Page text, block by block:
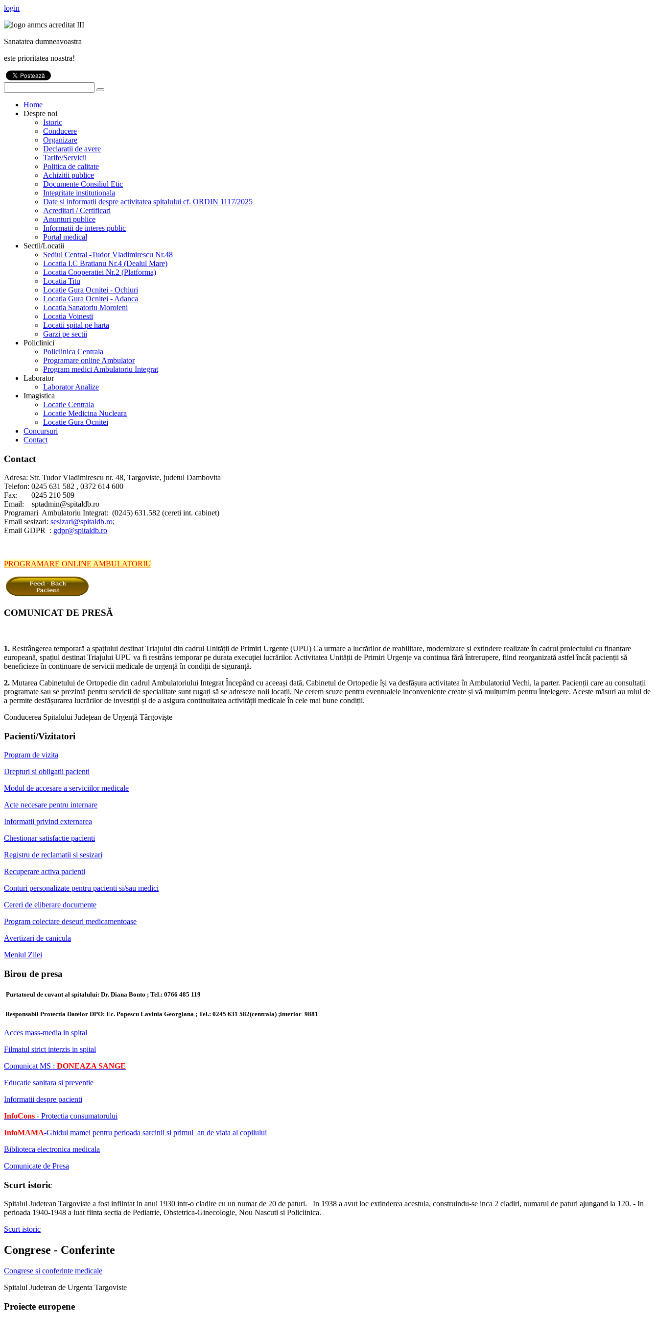
login
Sanatatea dumneavoastra
este prioritatea noastra!
Home
Despre noi
Istoric
Conducere
Organizare
Declaratii de avere
Tarife/Servicii
Politica de calitate
Achizitii publice
Documente Consiliul Etic
Integritate institutionala
Date si informatii despre activitatea spitalului cf. ORDIN 1117/2025
Acreditari / Certificari
Anunturi publice
Informatii de interes public
Portal medical
Sectii/Locatii
Sediul Central -Tudor Vladimirescu Nr.48
Locatia I.C Bratianu Nr.4 (Dealul Mare)
Locatia Cooperatiei Nr.2 (Platforma)
Locatia Titu
Locatie Gura Ocnitei - Ochiuri
Locatia Gura Ocnitei - Adanca
Locatia Sanatoriu Moroieni
Locatia Voinesti
Locatii spital pe harta
Garzi pe sectii
Policlinici
Policlinica Centrala
Programare online Ambulator
Program medici Ambulatoriu Integrat
Laborator
Laborator Analize
Imagistica
Locatie Centrala
Locatie Medicina Nucleara
Locatie Gura Ocnitei
Concursuri
Contact
Contact
Adresa: Str. Tudor Vladimirescu nr. 48, Targoviste, judetul Dambovita
Telefon: 0245 631 582 , 0372 614 600
Fax: 0245 210 509
Email: sptadmin@spitaldb.ro
Programari Ambulatoriu Integrat: (0245) 631.582 (cereti int. cabinet)
Email sesizari: sesizari@spitaldb.ro;
Email GDPR : gdpr@spitaldb.ro
PROGRAMARE ONLINE AMBULATORIU
COMUNICAT DE PRESĂ
1. Restrângerea temporară a spațiului destinat Triajului din cadrul Unității de Primiri Urgențe (UPU) Ca urmare a lucrărilor de reabilitare, modernizare și extindere realizate în cadrul proiectului cu finanțare
europeană, spațiul destinat Triajului UPU va fi restrâns temporar pe durata execuției lucrărilor. Activitatea Unității de Primiri Urgențe va continua fără întrerupere, fiind reorganizată astfel încât pacienții să
beneficieze în continuare de servicii medicale de urgență în condiții de siguranță.
2. Mutarea Cabinetului de Ortopedie din cadrul Ambulatoriului Integrat Începând cu aceeași dată, Cabinetul de Ortopedie își va desfășura activitatea în Ambulatoriul Vechi, la parter. Pacienții care au consultații
programate sau se prezintă pentru servicii de specialitate sunt rugați să se adreseze noii locații. Ne cerem scuze pentru eventualele inconveniente create și vă mulțumim pentru înțelegere. Aceste măsuri au rolul de
a permite desfășurarea lucrărilor de investiții și de a asigura continuitatea activității medicale în cele mai bune condiții.
Conducerea Spitalului Județean de Urgență Târgoviște
Pacienti/Vizitatori
Program de vizita
Drepturi si obligatii pacienti
Modul de accesare a serviciilor medicale
Acte necesare pentru internare
Informatii privind externarea
Chestionar satisfactie pacienti
Registru de reclamatii si sesizari
Recuperare activa pacienti
Conturi personalizate pentru pacienti si/sau medici
Cereri de eliberare documente
Program colectare deseuri medicamentoase
Avertizari de canicula
Meniul Zilei
Birou de presa
Purtatorul de cuvant al spitalului: Dr. Diana Bonto ; Tel.: 0766 485 119
Responsabil Protectia Datelor DPO: Ec. Popescu Lavinia Georgiana ; Tel.: 0245 631 582(centrala) ;interior 9881
Acces mass-media in spital
Filmatul strict interzis in spital
Comunicat MS : DONEAZA SANGE
Educatie sanitara si preventie
Informatii despre pacienti
InfoCons - Protectia consumatorului
InfoMAMA-Ghidul mamei pentru perioada sarcinii si primul an de viata al copilului
Biblioteca electronica medicala
Comunicate de Presa
Scurt istoric
Spitalul Judetean Targoviste a fost infiintat in anul 1930 intr-o cladire cu un numar de 20 de paturi. In 1938 a avut loc extinderea acestuia, construindu-se inca 2 cladiri, numarul de paturi ajungand la 120. - In
perioada 1940-1948 a luat fiinta sectia de Pediatrie, Obstetrica-Ginecologie, Nou Nascuti si Policlinica.
Scurt istoric
Congrese - Conferinte
Congrese si conferinte medicale
Spitalul Judetean de Urgenta Targoviste
Proiecte europene